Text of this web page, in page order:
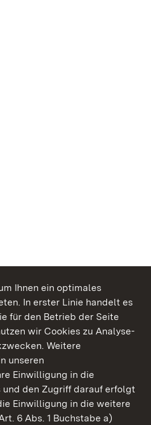
Ihnen ein optimales
In erster Linie handelt es
für den Betrieb der Seite
wir Cookies zu Analyse-
Weitere
unseren
Einwilligung in die
den Zugriff darauf erfolgt
Einwilligung in die weitere
6 Abs. 1 Buchstabe a)
Baden‑Württemberg
Baden-Württemberg